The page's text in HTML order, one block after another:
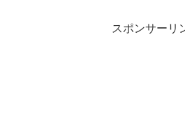
スポンサーリ